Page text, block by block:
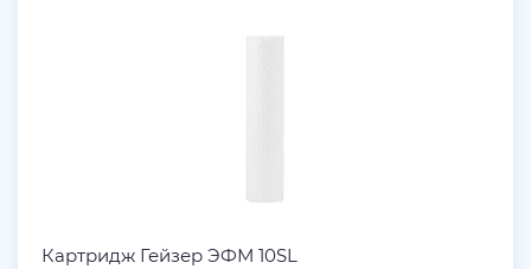
Картридж Гейзер ЭФМ 10SL